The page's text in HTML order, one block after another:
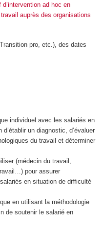
ad hoc en
auprès des organisations
pro, etc.), des dates
individuel avec les salariés en
un diagnostic, d’évaluer
du travail et déterminer
(médecin du travail,
pour assurer
en situation de difficulté
en utilisant la méthodologie
de soutenir le salarié en